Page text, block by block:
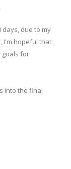
.
due to my
I'm hopeful that
goals for
into the final